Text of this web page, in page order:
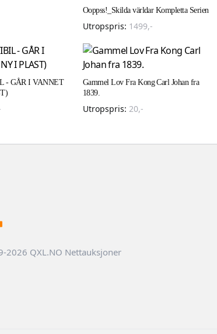
Ooppss!_Skilda världar Kompletta Serien
Utropspris: 1499,-
- GÅR I VANNET
Gammel Lov Fra Kong Carl Johan fra
1839.
Utropspris: 20,-
2026 QXL.NO Nettauksjoner